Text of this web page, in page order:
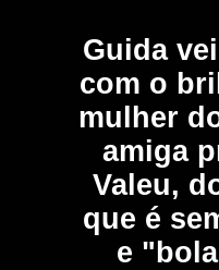
Guida
com o
mulher
amiga
Valeu,
que é
e